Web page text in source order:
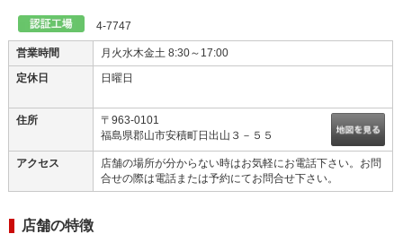
4-7747
営業時間
月火水木金土 8:30～17:00
定休日
日曜日
住所
〒963-0101
福島県郡山市安積町日出山３－５５
アクセス
店舗の場所が分からない時はお気軽にお電話下さい。お問
合せの際は電話または予約にてお問合せ下さい。
店舗の特徴